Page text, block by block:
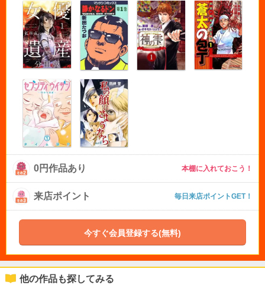
0円作品あり 本棚に入れておこう！
来店ポイント 毎日来店ポイントGET！
今すぐ会員登録する(無料)
他の作品も探してみる